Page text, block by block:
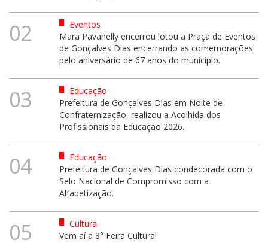
02
Eventos
Mara Pavanelly encerrou lotou a Praça de Eventos
de Gonçalves Dias encerrando as comemorações
pelo aniversário de 67 anos do município.
03
Educação
Prefeitura de Gonçalves Dias em Noite de
Confraternização, realizou a Acolhida dos
Profissionais da Educação 2026.
04
Educação
Prefeitura de Gonçalves Dias condecorada com o
Selo Nacional de Compromisso com a
Alfabetização.
05
Cultura
Vem aí a 8° Feira Cultural